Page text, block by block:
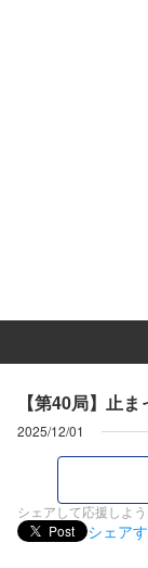
【第40局】止
2025/12/01
シェアして応援しよう
Post
シェア